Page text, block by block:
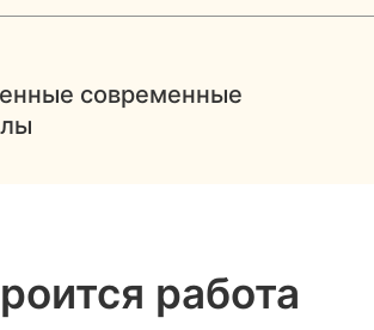
современные
работа